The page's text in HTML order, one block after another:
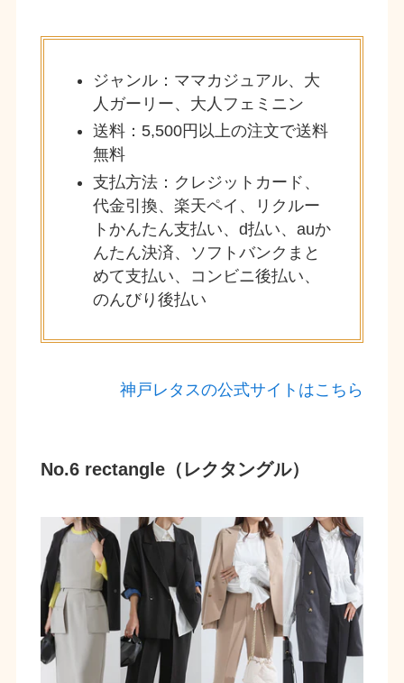
ジャンル：ママカジュアル、大
人ガーリー、大人フェミニン
送料：5,500円以上の注文で送料
無料
支払方法：クレジットカード、
代金引換、楽天ペイ、リクルー
トかんたん支払い、d払い、auか
んたん決済、ソフトバンクまと
めて支払い、コンビニ後払い、
のんびり後払い
神戸レタスの公式サイトはこちら
No.6 rectangle（レクタングル）